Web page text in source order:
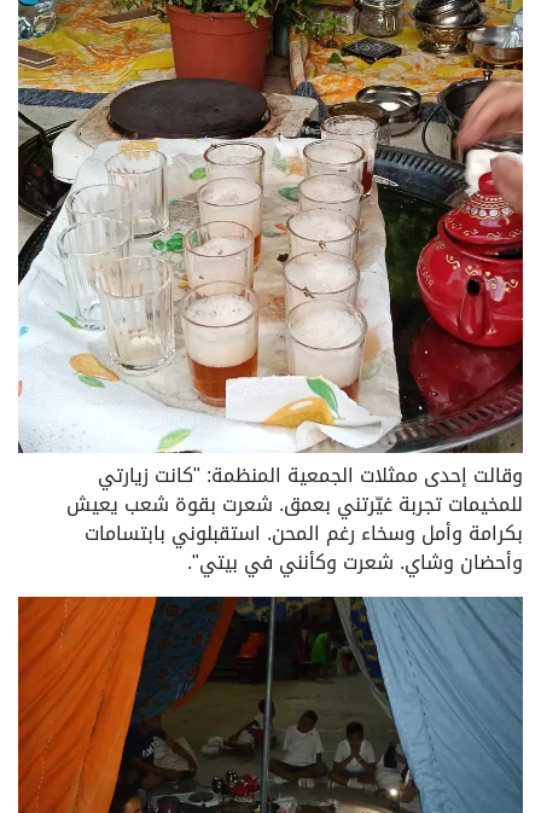
وقالت إحدى ممثلات الجمعية المنظمة: "كانت زيارتي
للمخيمات تجربة غيّرتني بعمق. شعرت بقوة شعب يعيش
بكرامة وأمل وسخاء رغم المحن. استقبلوني بابتسامات
وأحضان وشاي. شعرت وكأنني في بيتي".